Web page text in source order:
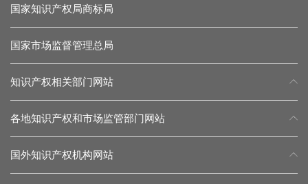
国家知识产权局商标局
国家市场监督管理总局
知识产权相关部门网站
各地知识产权和市场监管部门网站
国外知识产权机构网站